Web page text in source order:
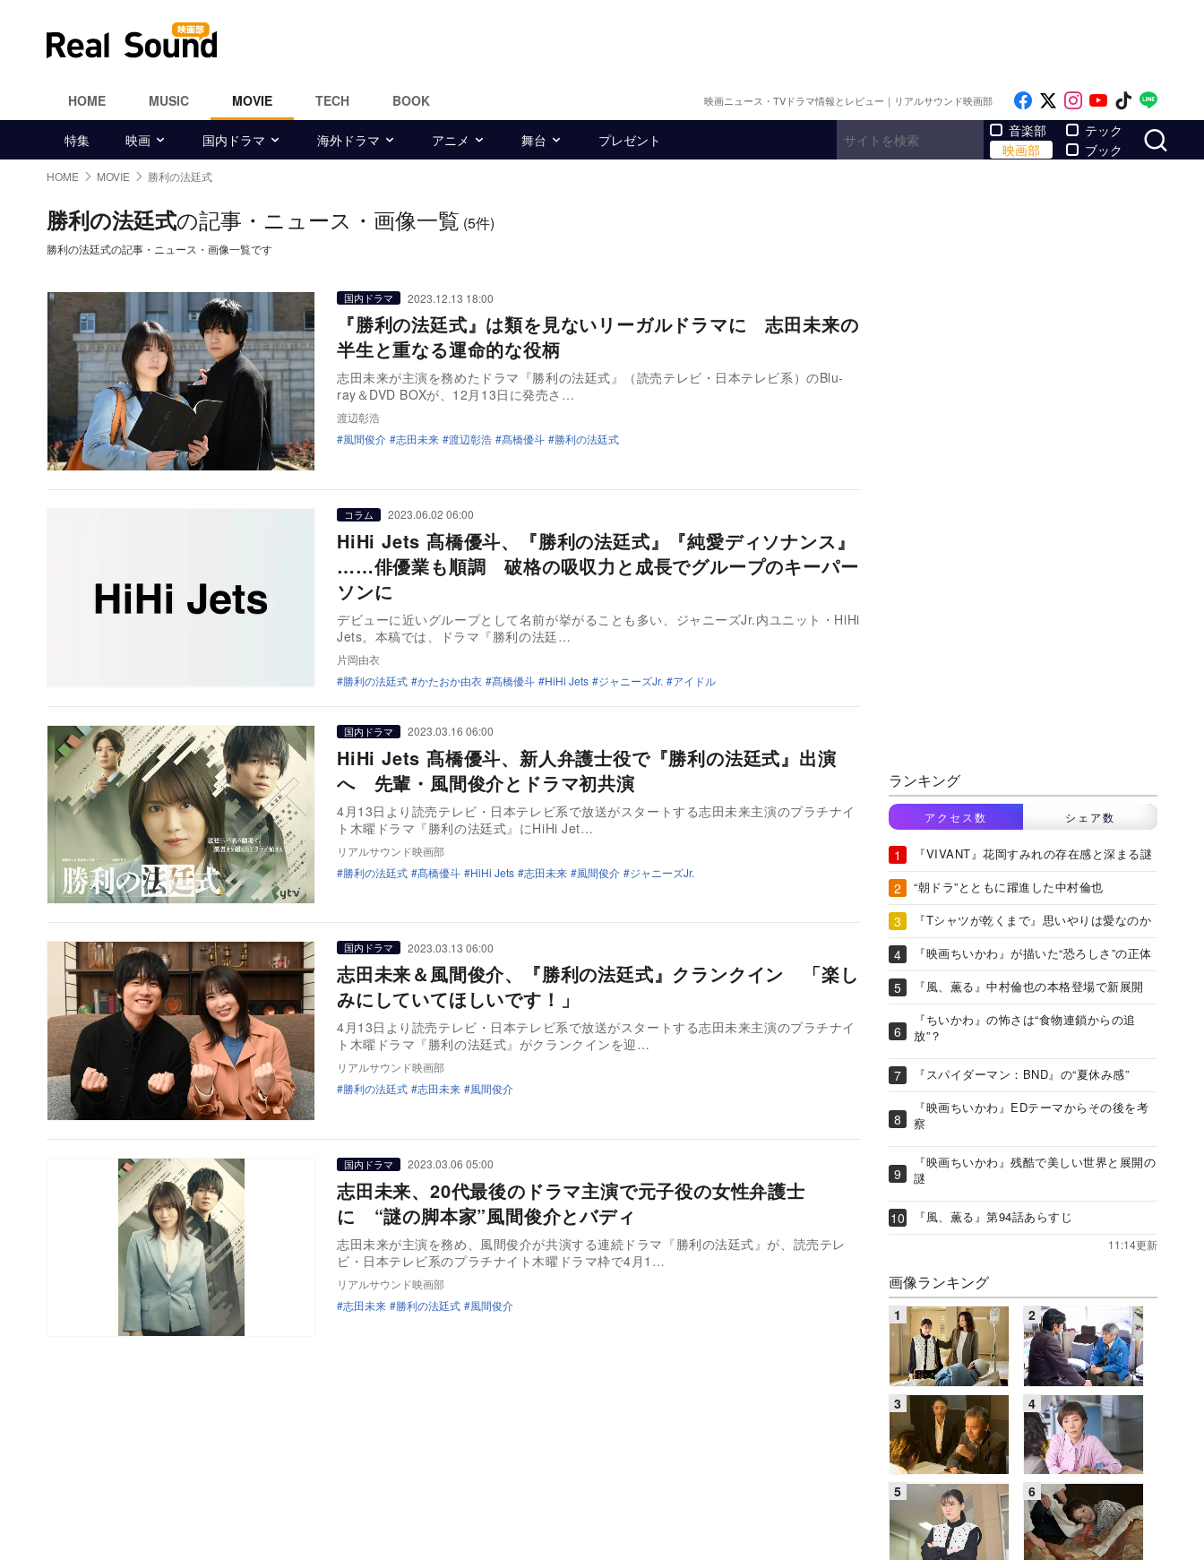
HOME MUSIC MOVIE TECH BOOK 映画ニュース・TVドラマ情報とレビュー｜リアルサウンド映画部 Like on Facebook
Follow on x
Follow on
Follow on
Follow
特集 映画 国内ドラマ 海外ドラマ アニメ 舞台 プレゼント
音楽部
映画部
テック
ブック
HOME MOVIE 勝利の法廷式
勝利の法廷式の記事・ニュース・画像一覧 (5件)
勝利の法廷式の記事・ニュース・画像一覧です
国内ドラマ 2023.12.13 18:00
『勝利の法廷式』は類を見ないリーガルドラマに 志田未来の
半生と重なる運命的な役柄
志田未来が主演を務めたドラマ『勝利の法廷式』（読売テレビ・日本テレビ系）のBlu-
ray＆DVD BOXが、12月13日に発売さ…
渡辺彰浩
風間俊介
志田未来 渡辺彰浩 髙橋優斗 勝利の法廷式
コラム 2023.06.02 06:00
HiHi Jets 髙橋優斗、『勝利の法廷式』『純愛ディソナンス』
……俳優業も順調 破格の吸収力と成長でグループのキーパー
ソンに
デビューに近いグループとして名前が挙がることも多い、ジャニーズJr.内ユニット・HiHi
Jets。本稿では、ドラマ『勝利の法廷…
片岡由衣
勝利の法廷式
かたおか由衣 髙橋優斗 HiHi Jets ジャニーズJr. アイドル
国内ドラマ 2023.03.16 06:00
HiHi Jets 髙橋優斗、新人弁護士役で『勝利の法廷式』出演
へ 先輩・風間俊介とドラマ初共演
4月13日より読売テレビ・日本テレビ系で放送がスタートする志田未来主演のプラチナイ
ト木曜ドラマ『勝利の法廷式』にHiHi Jet…
リアルサウンド映画部
勝利の法廷式
髙橋優斗 HiHi Jets 志田未来 風間俊介 ジャニーズJr.
国内ドラマ 2023.03.13 06:00
志田未来＆風間俊介、『勝利の法廷式』クランクイン 「楽し
みにしていてほしいです！」
4月13日より読売テレビ・日本テレビ系で放送がスタートする志田未来主演のプラチナイ
ト木曜ドラマ『勝利の法廷式』がクランクインを迎…
リアルサウンド映画部
勝利の法廷式
志田未来 風間俊介
国内ドラマ 2023.03.06 05:00
志田未来、20代最後のドラマ主演で元子役の女性弁護士
に “謎の脚本家”風間俊介とバディ
志田未来が主演を務め、風間俊介が共演する連続ドラマ『勝利の法廷式』が、読売テレ
ビ・日本テレビ系のプラチナイト木曜ドラマ枠で4月1…
リアルサウンド映画部
志田未来
勝利の法廷式 風間俊介
ランキング
アクセス数 シェア数
『VIVANT』花岡すみれの存在感と深まる謎
“朝ドラ”とともに躍進した中村倫也
『Tシャツが乾くまで』思いやりは愛なのか
『映画ちいかわ』が描いた“恐ろしさ”の正体
『風、薫る』中村倫也の本格登場で新展開
『ちいかわ』の怖さは“食物連鎖からの追
放”？
『スパイダーマン：BND』の“夏休み感”
『映画ちいかわ』EDテーマからその後を考
察
『映画ちいかわ』残酷で美しい世界と展開の
謎
『風、薫る』第94話あらすじ
11:14更新
画像ランキング